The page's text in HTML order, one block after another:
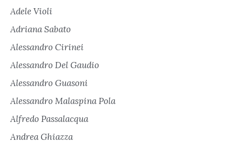
Adele Violi
Adriana Sabato
Alessandro Cirinei
Alessandro Del Gaudio
Alessandro Guasoni
Alessandro Malaspina Pola
Alfredo Passalacqua
Andrea Ghiazza